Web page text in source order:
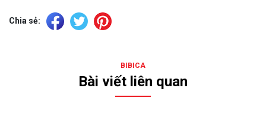
Chia sẻ:
BIBICA
Bài viết liên quan